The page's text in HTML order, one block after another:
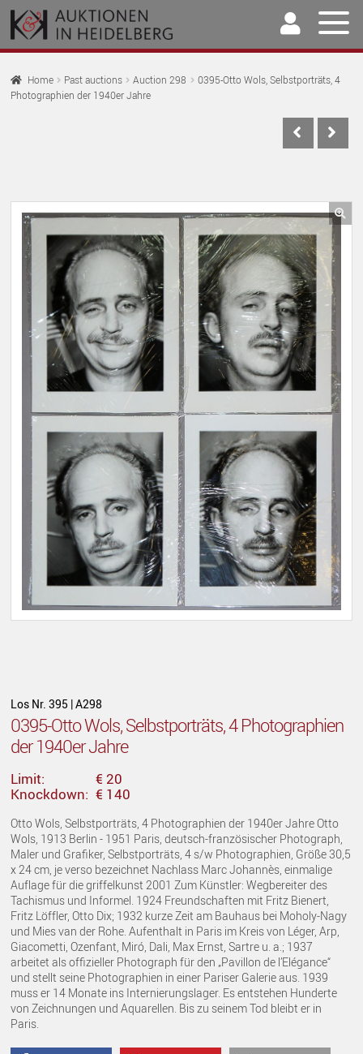
Skip
to
navigation
Skip
to
content
Home
Our Team
Contact
Home Past auctions Auction 298
0395-Otto Wols, Selbstporträts, 4
Photographien der 1940er Jahre
🔍
Los Nr. 395 | A298
0395-Otto Wols, Selbstporträts, 4 Photographien
der 1940er Jahre
Limit:
€ 20
Knockdown: € 140
Otto Wols, Selbstporträts, 4 Photographien der 1940er Jahre Otto
Wols, 1913 Berlin - 1951 Paris, deutsch-französischer Photograph,
Maler und Grafiker, Selbstporträts, 4 s/w Photographien, Größe 30,5
x 24 cm, je verso bezeichnet Nachlass Marc Johannès, einmalige
Auflage für die griffelkunst 2001 Zum Künstler: Wegbereiter des
Tachismus und Informel. 1924 Freundschaften mit Fritz Bienert,
Fritz Löffler, Otto Dix; 1932 kurze Zeit am Bauhaus bei Moholy-Nagy
und Mies van der Rohe. Aufenthalt in Paris im Kreis von Léger, Arp,
Giacometti, Ozenfant, Miró, Dali, Max Ernst, Sartre u. a.; 1937
arbeitet als offizieller Photograph für den „Pavillon de l’Elégance“
und stellt seine Photographien in einer Pariser Galerie aus. 1939
muss er 14 Monate ins Internierungslager. Es entstehen Hunderte
von Zeichnungen und Aquarellen. Bis zu seinem Tod bleibt er in
Paris.